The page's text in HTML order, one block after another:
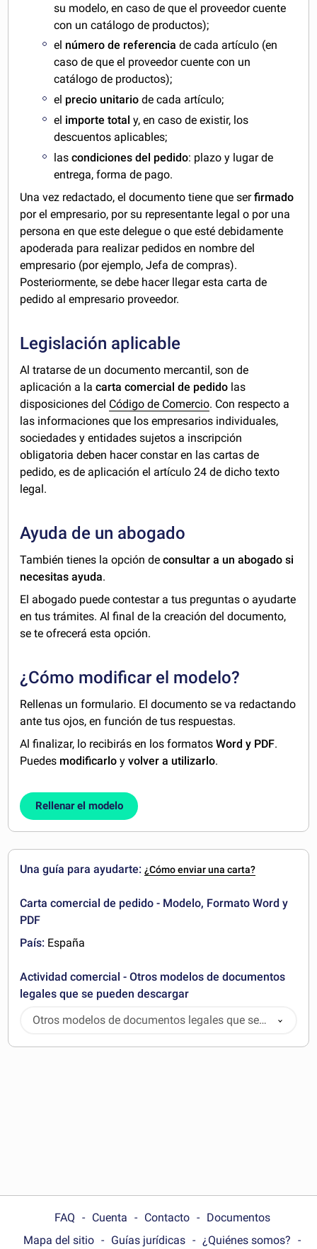
su modelo, en caso de que el proveedor cuente
con un catálogo de productos);
el número de referencia de cada artículo (en
caso de que el proveedor cuente con un
catálogo de productos);
el precio unitario de cada artículo;
el importe total y, en caso de existir, los
descuentos aplicables;
lascondiciones del pedido: plazo y lugar de
entrega, forma de pago.
Una vez redactado, el documento tiene que serfirmado
por el empresario, por su representante legal o por una
persona en que este delegue o que esté debidamente
apoderada para realizar pedidos en nombre del
empresario (por ejemplo, Jefa de compras).
Posteriormente, se debe hacer llegar esta carta de
pedido al empresario proveedor.
Legislación aplicable
Al tratarse de un documento mercantil, son de
aplicación a lacarta comercial de pedido las
disposiciones del Código de Comercio. Con respecto a
las informaciones que los empresarios individuales,
sociedades y entidades sujetos a inscripción
obligatoria deben hacer constar en las cartas de
pedido, es de aplicación el artículo 24 de dicho texto
legal.
Ayuda de un abogado
También tienes la opción deconsultar a un abogado si
necesitas ayuda.
El abogado puede contestar a tus preguntas o ayudarte
en tus trámites. Al final de la creación del documento,
se te ofrecerá esta opción.
¿Cómo modificar el modelo?
Rellenas un formulario. El documento se va redactando
ante tus ojos, en función de tus respuestas.
Al finalizar, lo recibirás en los formatosWord y PDF.
Puedes modificarlo yvolver a utilizarlo.
Rellenar el modelo
Una guía para ayudarte:¿Cómo enviar una carta?
Carta comercial de pedido - Modelo, Formato Word y
PDF
País: España
Actividad comercial - Otros modelos de documentos
legales que se pueden descargar
Otros modelos de documentos legales que se
pueden descargar
FAQ Cuenta Contacto
Documentos
Mapa del sitio
Guías jurídicas ¿Quiénes somos?